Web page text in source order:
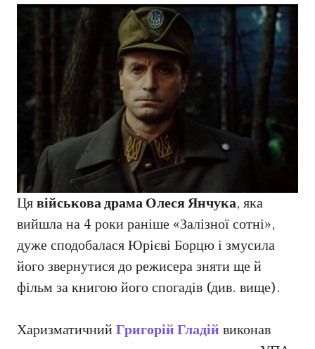
Цявійськова драма Олеся Янчука, яка
вийшла на 4 роки раніше «Залізної сотні»,
дуже сподобалася Юрієві Борцю і змусила
його звернутися до режисера зняти ще й
фільм за книгою його спогадів (див. вище).
ХаризматичнийГригорій Гладій виконав